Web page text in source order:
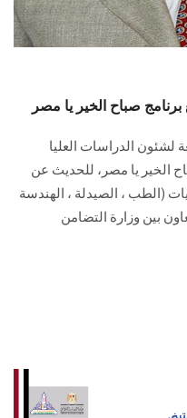
صباح الخير يا مصر
لشئون الدراسات العليا
الخير يا مصر، للحديث عن
(الطب ، الصيدلة ، الهندسة
بين وزارة التضامن